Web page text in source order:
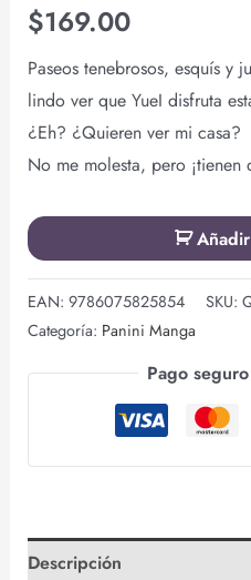
$169.00
Paseos tenebrosos, esquís y
lindo ver que YueI disfruta
¿Eh? ¿Quieren ver mi casa?
No me molesta, pero ¡tienen
EAN: 9786075825854 SKU:
Categoría: Panini Manga
Pago
Descripción